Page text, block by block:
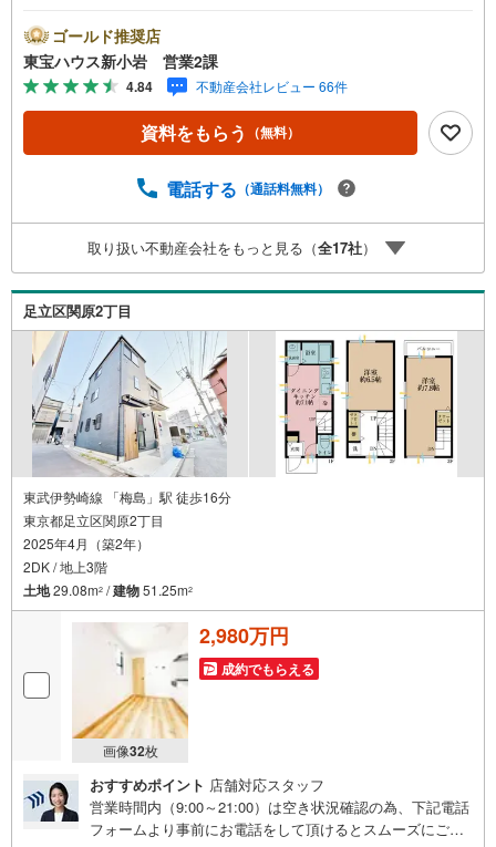
ゴールド推奨店
東宝ハウス新小岩 営業2課
4.84 不動産会社レビュー 66件
資料をもらう （無料）
電話する （通話料無料）
取り扱い不動産会社をもっと見る（全17社）
足立区関原2丁目
東武伊勢崎線 「梅島」駅 徒歩16分
東京都足立区関原2丁目
2025年4月（築2年）
2DK / 地上3階
土地29.08m2 /建物51.25m2
画像32枚
2,980万円
成約でもらえる
おすすめポイント 店舗対応スタッフ
営業時間内（9:00～21:00）は空き状況確認の為、下記電話
フォームより事前にお電話をして頂けるとスムーズにご案